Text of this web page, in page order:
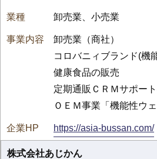
卸売業、小売業
卸売業（商社）
コロバニィブランド(機
健康食品の販売
定期通販ＣＲＭサポー
ＯＥＭ事業「機能性ウ
https://asia-bussan.com/
株式会社あじかん